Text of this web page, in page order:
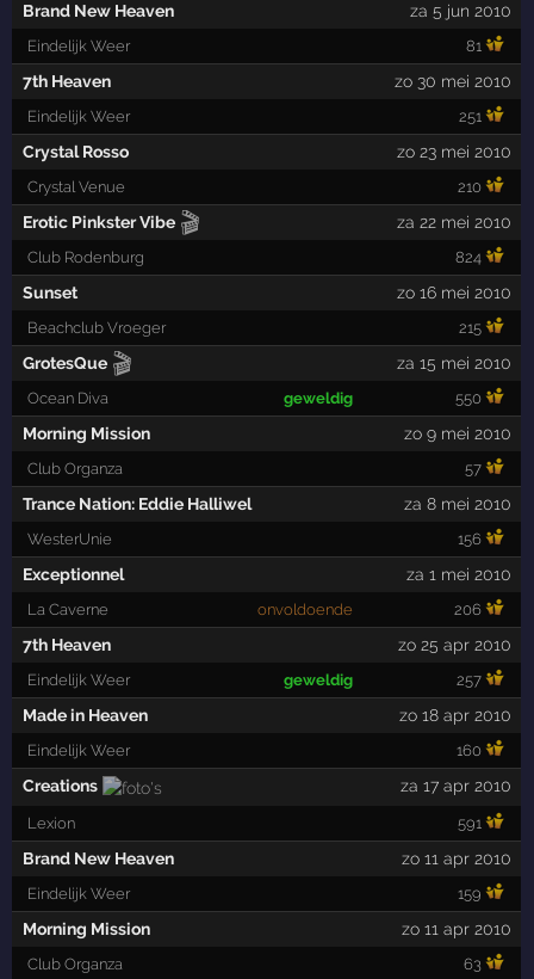
Brand New Heaven za 5 jun 2010
Eindelijk Weer 81
7th Heaven zo 30 mei 2010
Eindelijk Weer 251
Crystal Rosso zo 23 mei 2010
Crystal Venue 210
Erotic Pinkster Vibe 🎬 za 22 mei 2010
Club Rodenburg 824
Sunset zo 16 mei 2010
Beachclub Vroeger 215
GrotesQue 🎬 za 15 mei 2010
Ocean Diva geweldig 550
Morning Mission zo 9 mei 2010
Club Organza 57
Trance Nation: Eddie Halliwel za 8 mei 2010
WesterUnie 156
Exceptionnel za 1 mei 2010
La Caverne onvoldoende 206
7th Heaven zo 25 apr 2010
Eindelijk Weer geweldig 257
Made in Heaven zo 18 apr 2010
Eindelijk Weer 160
Creations za 17 apr 2010
Lexion 591
Brand New Heaven zo 11 apr 2010
Eindelijk Weer 159
Morning Mission zo 11 apr 2010
Club Organza 63